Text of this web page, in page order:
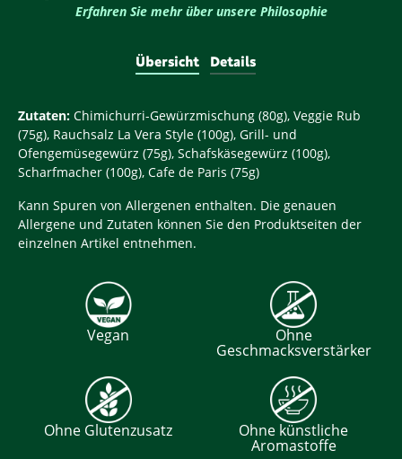
Erfahren Sie mehr über unsere Philosophie
Übersicht Details
Zutaten: Chimichurri-Gewürzmischung (80g), Veggie Rub
(75g), Rauchsalz La Vera Style (100g), Grill- und
Ofengemüsegewürz (75g), Schafskäsegewürz (100g),
Scharfmacher (100g), Cafe de Paris (75g)
Kann Spuren von Allergenen enthalten. Die genauen
Allergene und Zutaten können Sie den Produktseiten der
einzelnen Artikel entnehmen.
Vegan Ohne
Geschmacksverstärker
Ohne Glutenzusatz Ohne künstliche
Aromastoffe